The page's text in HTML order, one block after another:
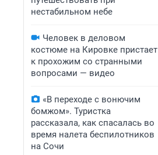
нестабильном небе
Человек в деловом
костюме на Кировке пристает
к прохожим со странными
вопросами — видео
«В переходе с вонючим
бомжом». Туристка
рассказала, как спасалась во
время налета беспилотников
на Сочи